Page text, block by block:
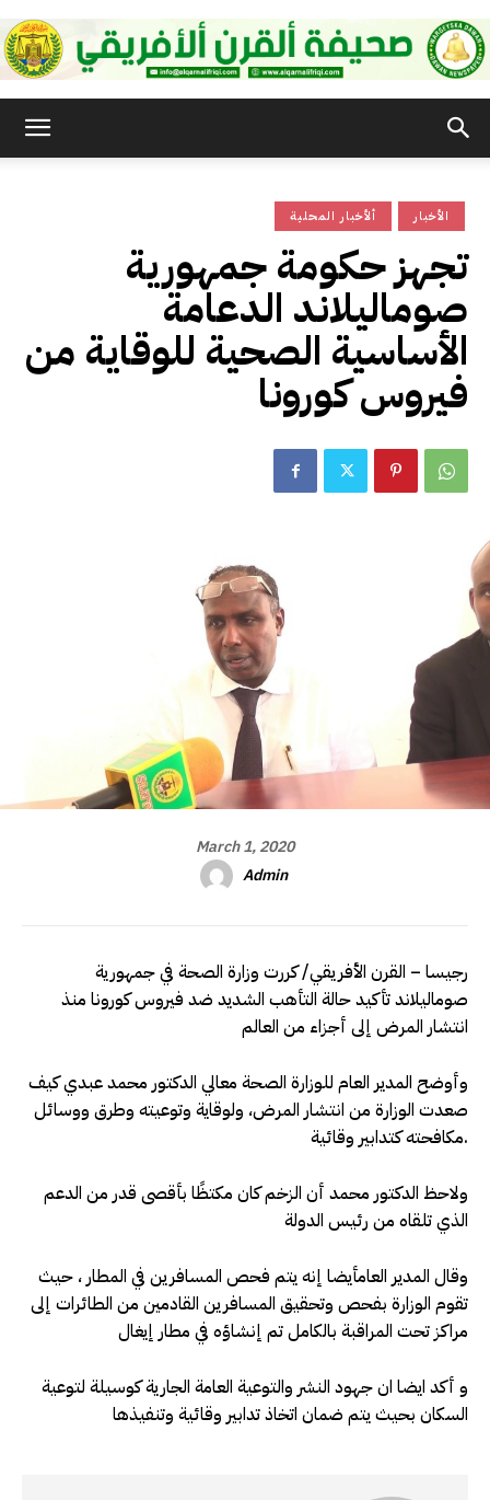
الأفريقي
ألأخبار المحلية الأخبار
تجهز حكومة جمهورية
صوماليلاند الدعامة
الأساسية الصحية للوقاية من
فيروس كورونا
March 1, 2020
Admin
رجيسا – القرن الأفريقي/ كررت وزارة الصحة في جمهورية
صوماليلاند تأكيد حالة التأهب الشديد ضد فيروس كورونا منذ
انتشار المرض إلى أجزاء من العالم
وأوضح المدير العام للوزارة الصحة معالي الدكتور محمد عبدي كيف
صعدت الوزارة من انتشار المرض، ولوقاية وتوعيته وطرق ووسائل
مكافحته كتدابير وقائية.
ولاحظ الدكتور محمد أن الزخم كان مكتظًا بأقصى قدر من الدعم
الذي تلقاه من رئيس الدولة
وقال المدير العامأيضا إنه يتم فحص المسافرين في المطار ، حيث
تقوم الوزارة بفحص وتحقيق المسافرين القادمين من الطائرات إلى
مراكز تحت المراقبة بالكامل تم إنشاؤه في مطار إيغال
و أكد ايضا ان جهود النشر والتوعية العامة الجارية كوسيلة لتوعية
السكان بحيث يتم ضمان اتخاذ تدابير وقائية وتنفيذها